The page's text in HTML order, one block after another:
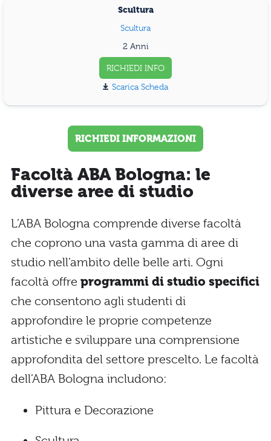
Scultura
Scultura
2 Anni
RICHIEDI INFO
Scarica Scheda
RICHIEDI INFORMAZIONI
Facoltà ABA Bologna: le
diverse aree di studio
L’ABA Bologna comprende diverse facoltà
che coprono una vasta gamma di aree di
studio nell’ambito delle belle arti. Ogni
facoltà offre programmi di studio specifici
che consentono agli studenti di
approfondire le proprie competenze
artistiche e sviluppare una comprensione
approfondita del settore prescelto. Le facoltà
dell’ABA Bologna includono:
Pittura e Decorazione